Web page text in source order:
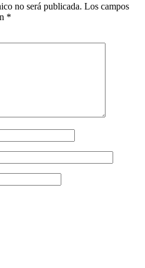
no será publicada. Los campos
*